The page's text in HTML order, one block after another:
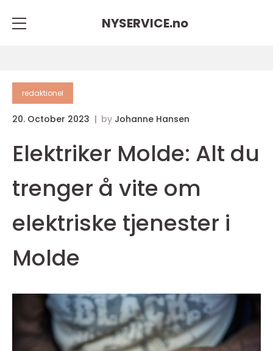
NYSERVICE.no
redaktionel
20. October 2023 by Johanne Hansen
Elektriker Molde: Alt du
trenger å vite om
elektriske tjenester i
Molde